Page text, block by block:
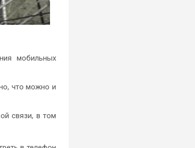
мобильных
что можно и
связи, в том